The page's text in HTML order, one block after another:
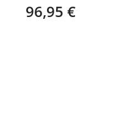
96,95 €